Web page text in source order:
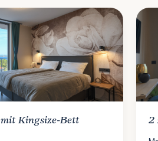
mit Kingsize-Bett 2